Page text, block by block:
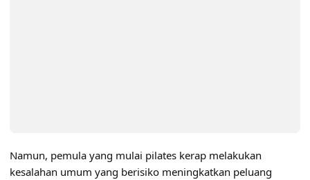
Namun, pemula yang mulai pilates kerap melakukan
kesalahan umum yang berisiko meningkatkan peluang